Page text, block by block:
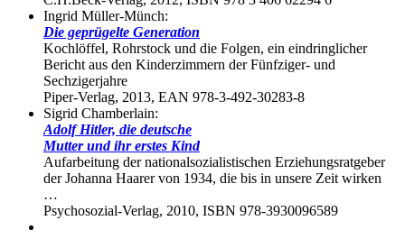
Ingrid Müller-Münch:
Die geprügelte Generation
Kochlöffel, Rohrstock und die Folgen, ein eindringlicher
Bericht aus den Kinderzimmern der Fünfziger- und
Sechzigerjahre
Piper-Verlag, 2013, EAN 978-3-492-30283-8
Sigrid Chamberlain:
Adolf Hitler, die deutsche
Mutter und ihr erstes Kind
Aufarbeitung der nationalsozialistischen Erziehungsratgeber
der Johanna Haarer von 1934, die bis in unsere Zeit wirken
…
Psychosozial-Verlag, 2010, ISBN 978-3930096589